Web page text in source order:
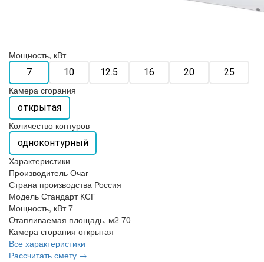
Мощность, кВт
7 10 12.5 16 20 25
Камера сгорания
открытая
Количество контуров
одноконтурный
Характеристики
Производитель Очаг
Страна производства Россия
Модель Стандарт КСГ
Мощность, кВт 7
Отапливаемая площадь, м2 70
Камера сгорания открытая
Все характеристики
Рассчитать смету →